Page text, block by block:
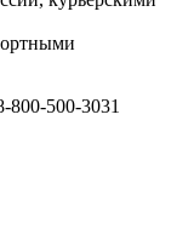
800-500-3031